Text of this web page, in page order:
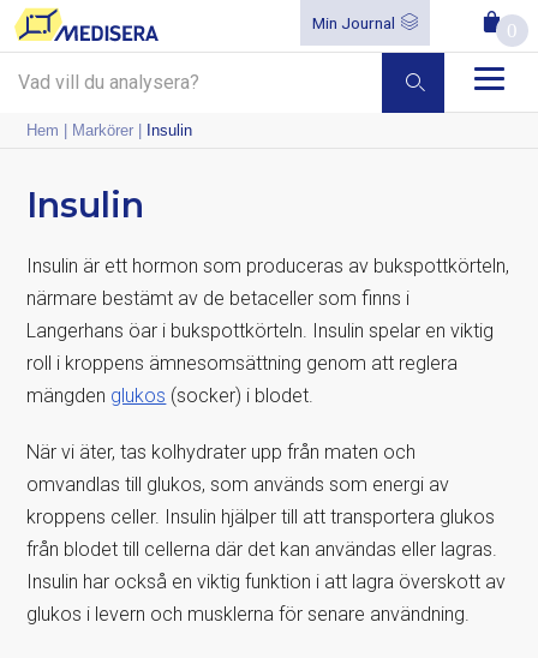
Min Journal 0
Hem | Markörer | Insulin
Insulin
Insulin är ett hormon som produceras av bukspottkörteln,
närmare bestämt av de betaceller som finns i
Langerhans öar i bukspottkörteln. Insulin spelar en viktig
roll i kroppens ämnesomsättning genom att reglera
mängden glukos (socker) i blodet.
När vi äter, tas kolhydrater upp från maten och
omvandlas till glukos, som används som energi av
kroppens celler. Insulin hjälper till att transportera glukos
från blodet till cellerna där det kan användas eller lagras.
Insulin har också en viktig funktion i att lagra överskott av
glukos i levern och musklerna för senare användning.